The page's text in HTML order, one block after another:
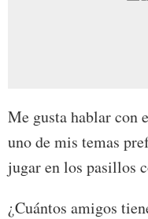
Me gusta hablar con
uno de mis temas
jugar en los pasillos
¿Cuántos amigos